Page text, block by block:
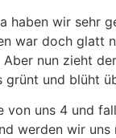
haben wir sehr
war doch glatt
Aber nun zieht
grünt und blüht
von uns 4 und
werden wir uns